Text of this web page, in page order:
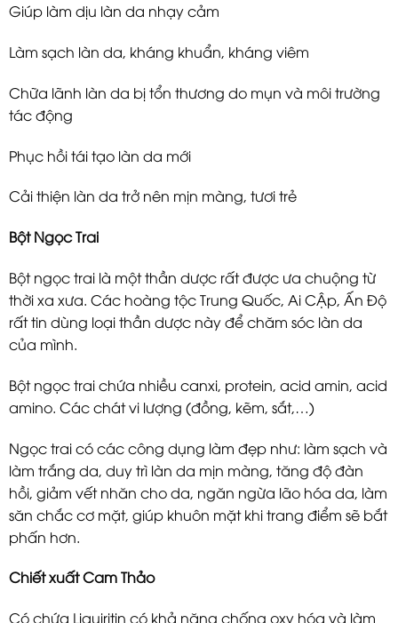
Giúp làm dịu làn da nhạy cảm
Làm sạch làn da, kháng khuẩn, kháng viêm
Chữa lãnh làn da bị tổn thương do mụn và môi trường
tác động
Phục hồi tái tạo làn da mới
Cải thiện làn da trở nên mịn màng, tươi trẻ
Bột Ngọc Trai
Bột ngọc trai là một thần dược rất được ưa chuộng từ
thời xa xưa. Các hoàng tộc Trung Quốc, Ai CẬp, Ấn Độ
rất tin dùng loại thần dược này để chăm sóc làn da
của mình.
Bột ngọc trai chứa nhiều canxi, protein, acid amin, acid
amino. Các chát vi lượng (đồng, kẽm, sắt,…)
Ngọc trai có các công dụng làm đẹp như: làm sạch và
làm trắng da, duy trì làn da mịn màng, tăng độ đàn
hồi, giảm vết nhăn cho da, ngăn ngừa lão hóa da, làm
săn chắc cơ mặt, giúp khuôn mặt khi trang điểm sẽ bắt
phấn hơn.
Chiết xuất Cam Thảo
Có chứa Liquiritin có khả năng chống oxy hóa và làm